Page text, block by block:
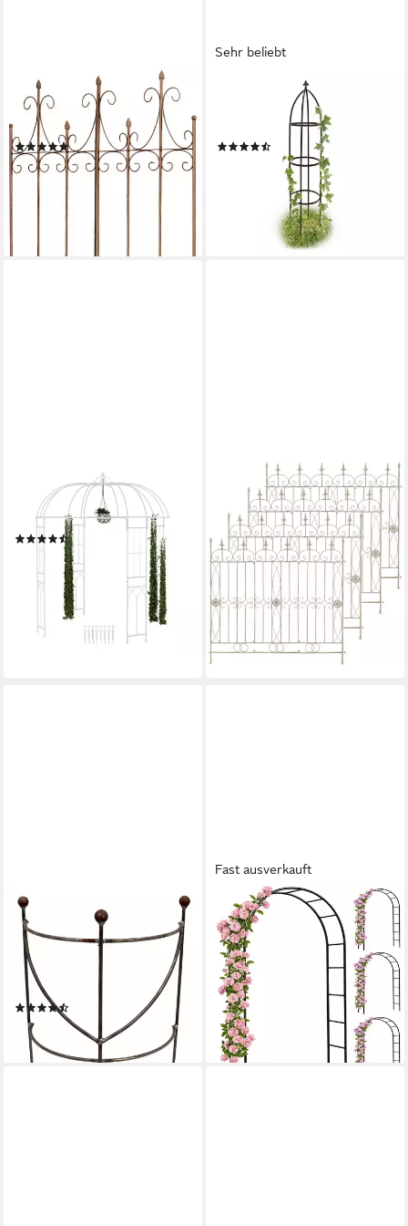
Rankgitter Flieder, 1 St., 1er,
Rankhilfe aus Eisen
(1)
ab 64,90 € UVP 99,90 €
-35%
lieferbar - in 3-4 Werktagen bei dir
Sehr beliebt
Rankhilfe Obelisk Metall braun
UVP39,99 €
lieferbar - in 3-4 Werktagen bei dir
RELAXDAYS
Rosenbogen Rosenpavillon
Metall, weiß
(5)
129,99 € UVP 199,99 €
-35%
lieferbar - in 3-4 Werktagen bei dir
Rankgitter Gartenzäune
Mangold Set, 4 St., 4er,
freistehende Rankhilfe aus
Eisen
209,90 €
UVP 399,90 €
-48%
lieferbar - in 3-4 Werktagen bei dir
HIRSCH TERRACOTTA
Rankgitter Staudenhalter
halbrund H:50 B:30 T:16cm
stabil massiv Edelrost,
handgefertigt
19,99 €
lieferbar - in 5-6 Werktagen bei dir
Fast ausverkauft
GARDEBRUK
Spalier, 4 St.,
witterungsbeständig
ab 74,95 €
lieferbar - in 4-5 Werktagen bei dir